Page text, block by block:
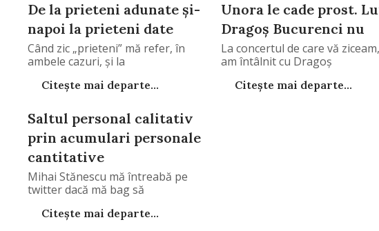
De la prieteni adunate şi-
napoi la prieteni date
Când zic „prieteni” mă refer, în
ambele cazuri, şi la
Citește mai departe...
Unora le cade prost.
Dragoş Bucurenci nu
La concertul de care vă
am întâlnit cu Dragoş
Citește mai departe...
Saltul personal calitativ
prin acumulari personale
cantitative
Mihai Stănescu mă întreabă pe
twitter dacă mă bag să
Citește mai departe...